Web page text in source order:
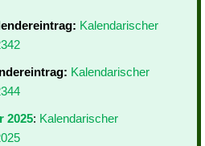
Kalendarischer
Kalendarischer
2025: Kalendarischer